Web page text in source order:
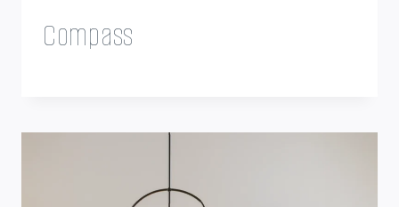
Compass